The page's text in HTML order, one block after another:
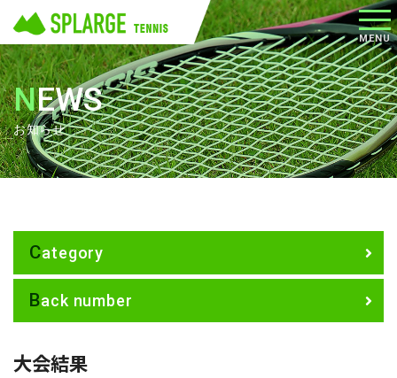
NEWS
お知らせ
Category
Back number
大会結果
メニ
ュー
MENU